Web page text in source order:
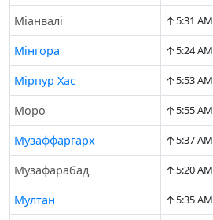
Міанвалі ↑5:31 AM
Мінгора ↑5:24 AM
Мірпур Хас ↑5:53 AM
Моро ↑5:55 AM
Музaффаргарх ↑5:37 AM
Музафарабад ↑5:20 AM
Мултан ↑5:35 AM